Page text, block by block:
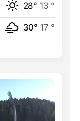
28° 13 °
30° 17 °